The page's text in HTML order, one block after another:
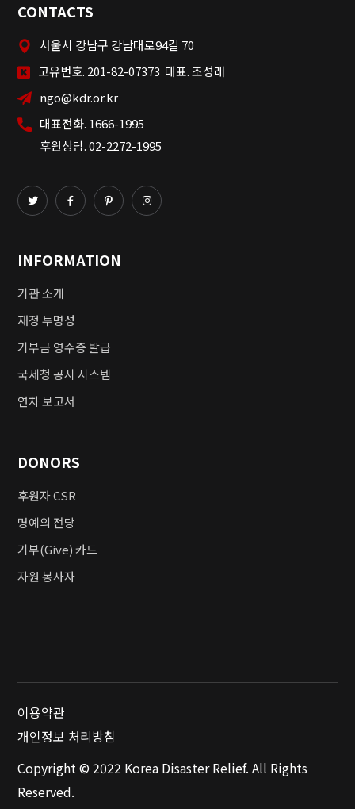
CONTACTS
서울시 강남구 강남대로94길 70
고유번호. 201-82-07373 대표. 조성래
ngo@kdr.or.kr
대표전화. 1666-1995
후원상담. 02-2272-1995
INFORMATION
기관 소개
재정 투명성
기부금 영수증 발급
국세청 공시 시스템
연차 보고서
DONORS
후원자 CSR
명예의 전당
기부(Give) 카드
자원 봉사자
이용약관
개인정보 처리방침
Copyright © 2022 Korea Disaster Relief. All Rights
Reserved.